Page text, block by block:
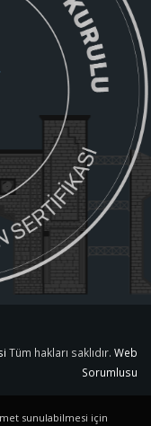
Tüm hakları saklıdır. Web
Sorumlusu
sunulabilmesi için